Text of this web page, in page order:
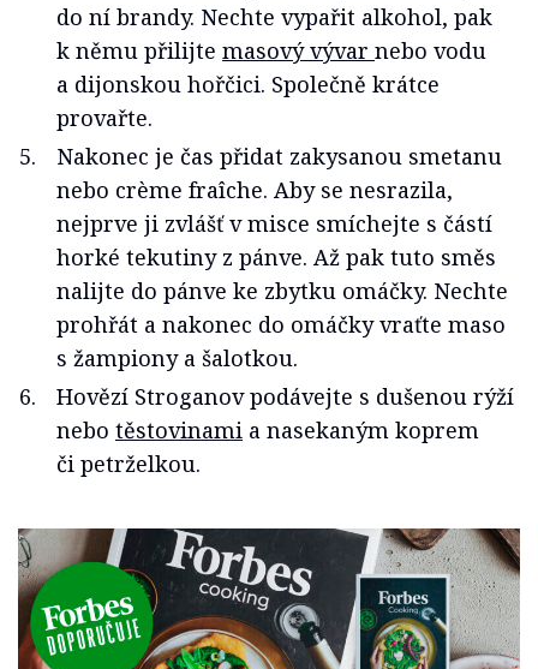
do ní brandy. Nechte vypařit alkohol, pak
k němu přilijte masový vývar nebo vodu
a dijonskou hořčici. Společně krátce
provařte.
Nakonec je čas přidat zakysanou smetanu
nebo crème fraîche. Aby se nesrazila,
nejprve ji zvlášť v misce smíchejte s částí
horké tekutiny z pánve. Až pak tuto směs
nalijte do pánve ke zbytku omáčky. Nechte
prohřát a nakonec do omáčky vraťte maso
s žampiony a šalotkou.
Hovězí Stroganov podávejte s dušenou rýží
nebo těstovinami a nasekaným koprem
či petrželkou.